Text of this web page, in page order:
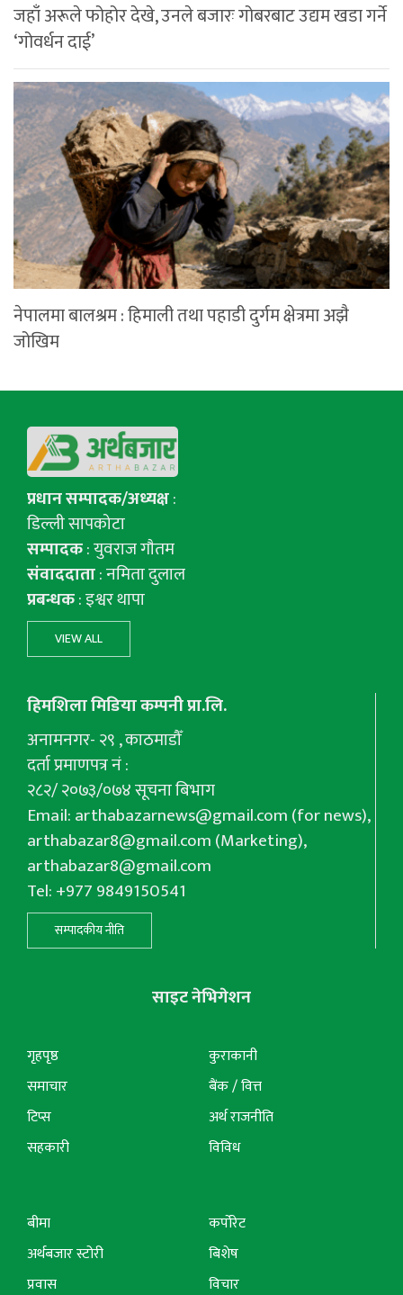
जहाँ अरूले फोहोर देखे, उनले बजारः गोबरबाट उद्यम खडा गर्ने
‘गोवर्धन दाई’
नेपालमा बालश्रम : हिमाली तथा पहाडी दुर्गम क्षेत्रमा अझै
जोखिम
प्रधान सम्पादक/अध्यक्ष:
डिल्ली सापकोटा
सम्पादक: युवराज गाैतम
संवाददाता: नमिता दुलाल
प्रबन्धक: इश्वर थापा
VIEW ALL
हिमशिला मिडिया कम्पनी प्रा.लि.
अनामनगर- २९ , काठमाडौँ
दर्ता प्रमाणपत्र नं :
२८२/ २०७३/०७४ सूचना बिभाग
Email:arthabazarnews@gmail.com(for news),
arthabazar8@gmail.com(Marketing),
arthabazar8@gmail.com
Tel: +977 9849150541
सम्पादकीय नीति
साइट नेभिगेशन
गृहपृष्ठ
समाचार
टिप्स
सहकारी
कुराकानी
बैंक / वित्त
अर्थ राजनीति
विविध
बीमा
अर्थबजार स्टोरी
प्रवास
कर्पोरेट
बिशेष
विचार